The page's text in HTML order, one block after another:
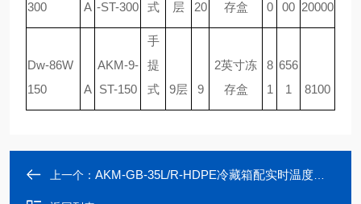
300
A -ST-300
式
层
20
存盒
0
00 20000
Dw-86W
150
A
AKM-9-
ST-150
手
提
式
9层 9
2英寸冻
存盒
8
1
656
1
8100
上一个： AKM-GB-35L/R-HDPE冷藏箱配实时温度记录仪配蓝牙打印机